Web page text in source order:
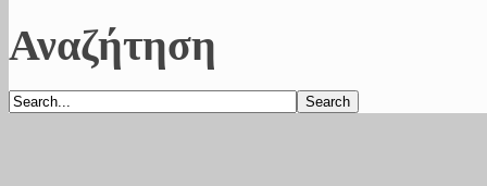
Αναζήτηση